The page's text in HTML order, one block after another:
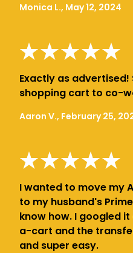
Monica L., May 12, 2024
Exactly as advertised!
shopping cart to co-
Aaron V., February 25,
I wanted to move my
to my husband's
know how. I googled
a-cart and the
and super easy.